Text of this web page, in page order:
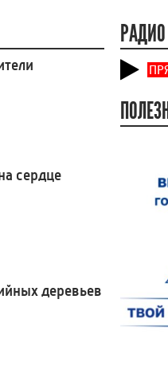
сердце
деревьев